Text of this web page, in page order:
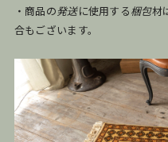
・商品の発送に使用する梱包材
合もございます。